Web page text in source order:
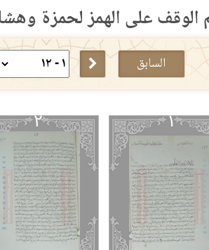
الوقف على الهمز لحمزة
السابق
١ ٢